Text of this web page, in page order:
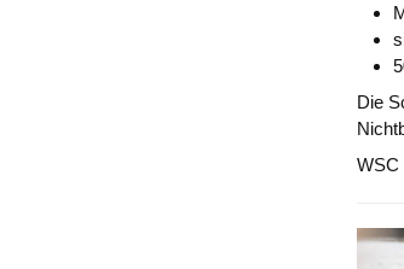
Die
WSC